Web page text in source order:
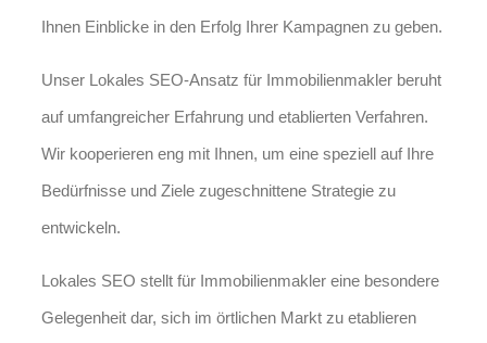
Ihnen Einblicke in den Erfolg Ihrer Kampagnen zu geben.
Unser Lokales SEO-Ansatz für Immobilienmakler beruht
auf umfangreicher Erfahrung und etablierten Verfahren.
Wir kooperieren eng mit Ihnen, um eine speziell auf Ihre
Bedürfnisse und Ziele zugeschnittene Strategie zu
entwickeln.
Lokales SEO stellt für Immobilienmakler eine besondere
Gelegenheit dar, sich im örtlichen Markt zu etablieren